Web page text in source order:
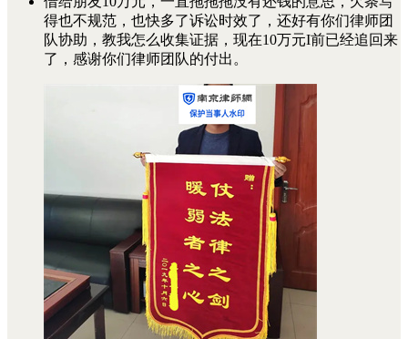
得也不规范，也快多了诉讼时效了，还好有你们律师团
队协助，教我怎么收集证据，现在10万元I前已经追回来
了，感谢你们律师团队的付出。